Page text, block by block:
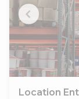
- Type de bail :
- Durée : 3/6/9
- Préavis : 6
- Fiscalité : TVA
- Indice : ILAT
- Indexation :
- Dépôt de
- Loyers et
Location